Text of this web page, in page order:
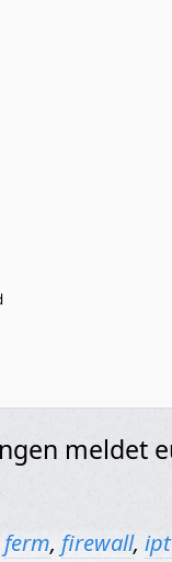
meldet
ferm, firewall,